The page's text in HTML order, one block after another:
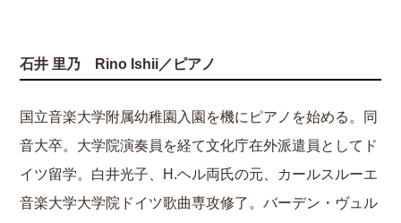
石井 里乃 Rino Ishii／ピアノ
国立音楽大学附属幼稚園入園を機にピアノを始める。同
音大卒。大学院演奏員を経て文化庁在外派遣員としてド
イツ留学。白井光子、H.ヘル両氏の元、カールスルーエ
音楽大学大学院ドイツ歌曲専攻修了。バーデン・ヴュル